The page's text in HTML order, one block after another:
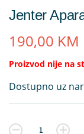
Jenter
190,00 KM
Proizvod nije na
Dostupno uz
Kvantitet